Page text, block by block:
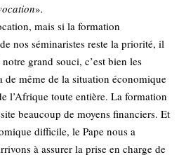
».
mais si la formation
nos séminaristes reste la priorité, il
grand souci, c’est bien les
de même de la situation économique
l’Afrique toute entière. La formation
beaucoup de moyens financiers. Et
difficile, le Pape nous a
à assurer la prise en charge de